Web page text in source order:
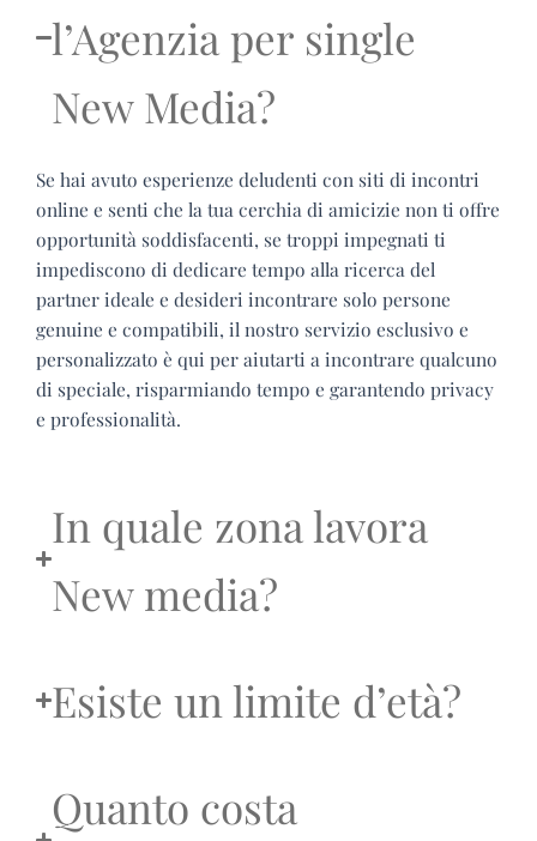
l’Agenzia per single
New Media?
Se hai avuto esperienze deludenti con siti di incontri
online e senti che la tua cerchia di amicizie non ti offre
opportunità soddisfacenti, se troppi impegnati ti
impediscono di dedicare tempo alla ricerca del
partner ideale e desideri incontrare solo persone
genuine e compatibili, il nostro servizio esclusivo e
personalizzato è qui per aiutarti a incontrare qualcuno
di speciale, risparmiando tempo e garantendo privacy
e professionalità.
In quale zona lavora
New media?
Esiste un limite d’età?
Quanto costa